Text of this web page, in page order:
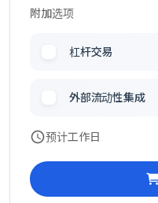
附加选项
杠杆交易
外部流动性集成
预计工作日